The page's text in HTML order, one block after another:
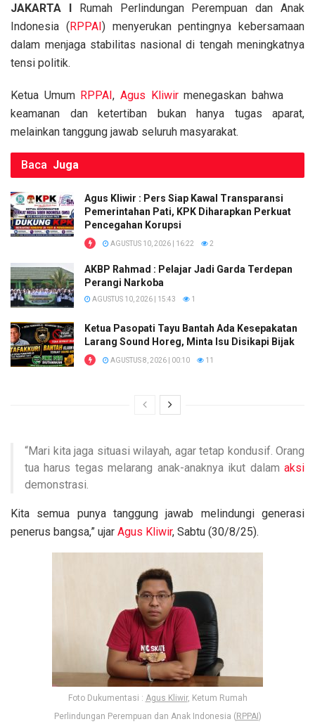
ce
b
o
o
k
tt
er
ail at
s
p
p
py
Li
k
ar
e
JAKARTA IRumah Perlindungan Perempuan dan Anak
Indonesia (RPPAI) menyerukan pentingnya kebersamaan
dalam menjaga stabilitas nasional di tengah meningkatnya
tensi politik.
Ketua Umum RPPAI,Agus Kliwirmenegaskan bahwa
keamanan dan ketertiban bukan hanya tugas aparat,
melainkan tanggung jawab seluruh masyarakat.
Baca Juga
Agus Kliwir : Pers Siap Kawal Transparansi
Pemerintahan Pati, KPK Diharapkan Perkuat
Pencegahan Korupsi
AGUSTUS 10, 2026 | 16:22 2
AKBP Rahmad : Pelajar Jadi Garda Terdepan
Perangi Narkoba
AGUSTUS 10, 2026 | 15:43 1
Ketua Pasopati Tayu Bantah Ada Kesepakatan
Larang Sound Horeg, Minta Isu Disikapi Bijak
AGUSTUS 8, 2026 | 00:10 11
“Mari kita jaga situasi wilayah, agar tetap kondusif. Orang
tua harus tegas melarang anak-anaknya ikut dalam aksi
demonstrasi.
Kita semua punya tanggung jawab melindungi generasi
penerus bangsa,” ujar Agus Kliwir, Sabtu (30/8/25).
Foto Dukumentasi : Agus Kliwir, Ketum Rumah
Perlindungan Perempuan dan Anak Indonesia ( RPPAI )